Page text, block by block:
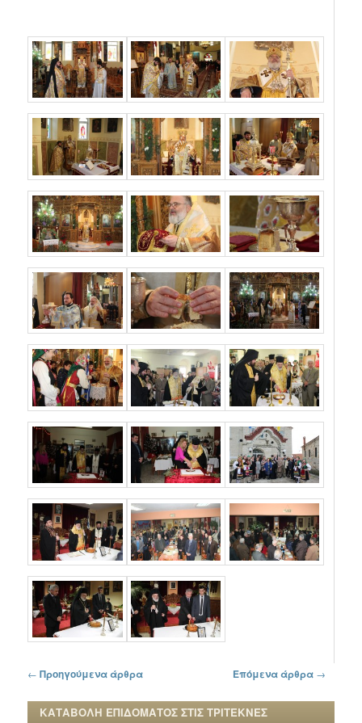
Πλοήγηση στα άρθρα
← Προηγούμενα άρθρα Επόμενα άρθρα →
ΚΑΤΑΒΟΛΗ ΕΠΙΔΟΜΑΤΟΣ ΣΤΙΣ ΤΡΙΤΕΚΝΕΣ